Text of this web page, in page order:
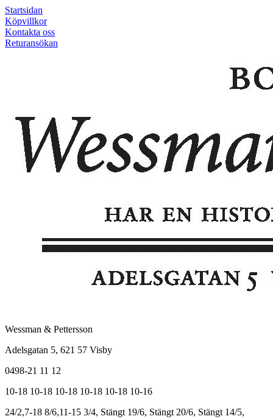
Startsidan
Köpvillkor
Kontakta oss
Returansökan
Wessman & Pettersson
Adelsgatan 5, 621 57 Visby
0498-21 11 12
10-18 10-18 10-18 10-18 10-18 10-16
24/2,7-18 8/6,11-15 3/4, Stängt 19/6, Stängt 20/6, Stängt 14/5,